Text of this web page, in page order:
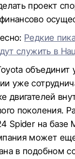
проект
Редкие
служить в
объединит
уже
двигателей
поколения.
Spider на базе
может
в подобном